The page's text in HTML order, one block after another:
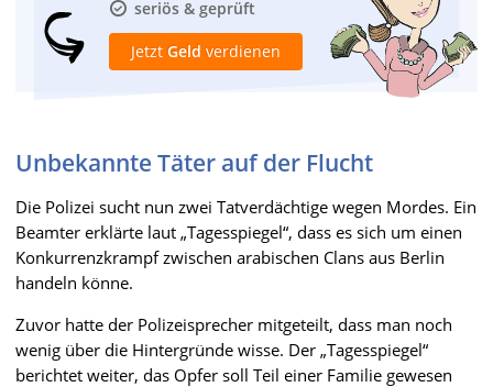
seriös & geprüft
Jetzt Geld verdienen
Unbekannte Täter auf der Flucht
Die Polizei sucht nun zwei Tatverdächtige wegen Mordes. Ein
Beamter erklärte laut „Tagesspiegel“, dass es sich um einen
Konkurrenzkrampf zwischen arabischen Clans aus Berlin
handeln könne.
Zuvor hatte der Polizeisprecher mitgeteilt, dass man noch
wenig über die Hintergründe wisse. Der „Tagesspiegel“
berichtet weiter, das Opfer soll Teil einer Familie gewesen